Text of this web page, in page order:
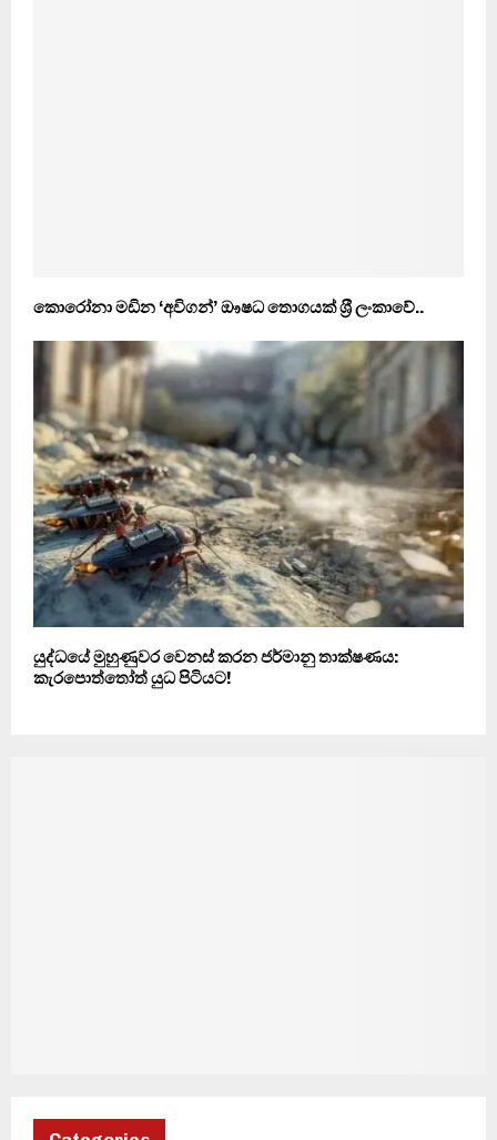
කොරෝනා මඩින ‘අවිගන්’ ඖෂධ තොගයක් ශ‍්‍රී ලංකාවේ..
යුද්ධයේ මුහුණුවර වෙනස් කරන ජර්මානු තාක්ෂණය:
කැරපොත්තෝත් යුධ පිටියට!